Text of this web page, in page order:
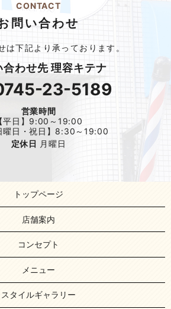
CONTACT
問い合わせ
は下記より承っております。
合わせ先 理容キテナ
23-5189
営業時間
【平日】9:00～19:00
曜日・祝日】8:30～19:00
定休日 月曜日
トップページ
店舗案内
コンセプト
メニュー
スタイルギャラリー